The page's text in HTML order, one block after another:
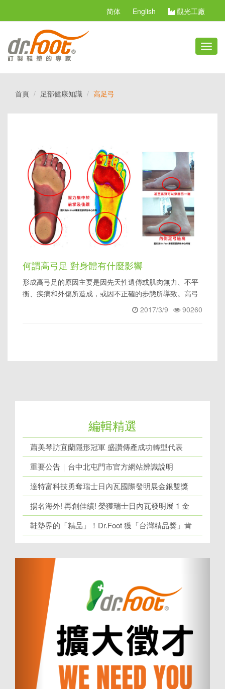
简体 English 觀光工廠
切
選
首頁 足部健康知識 高足弓
何謂高弓足 對身體有什麼影響
形成高弓足的原因主要是因先天性遺傳或肌肉無力、不平
衡、疾病和外傷所造成，或因不正確的步態所導致。高弓
90260
2017/3/9
編輯精選
蕭美琴訪宜蘭隱形冠軍 盛讚傳產成功轉型代表
重要公告｜台中北屯門市官方網站辨識說明
達特富科技勇奪瑞士日內瓦國際發明展金銀雙獎
揚名海外! 再創佳績! 榮獲瑞士日內瓦發明展 1 金
牌、1 銀牌
鞋墊界的「精品」！Dr.Foot 獲「台灣精品獎」肯
定！